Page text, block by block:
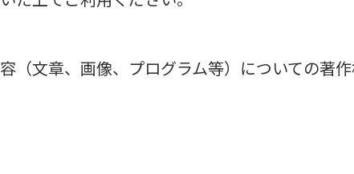
（文章、画像、プログラム等）についての著